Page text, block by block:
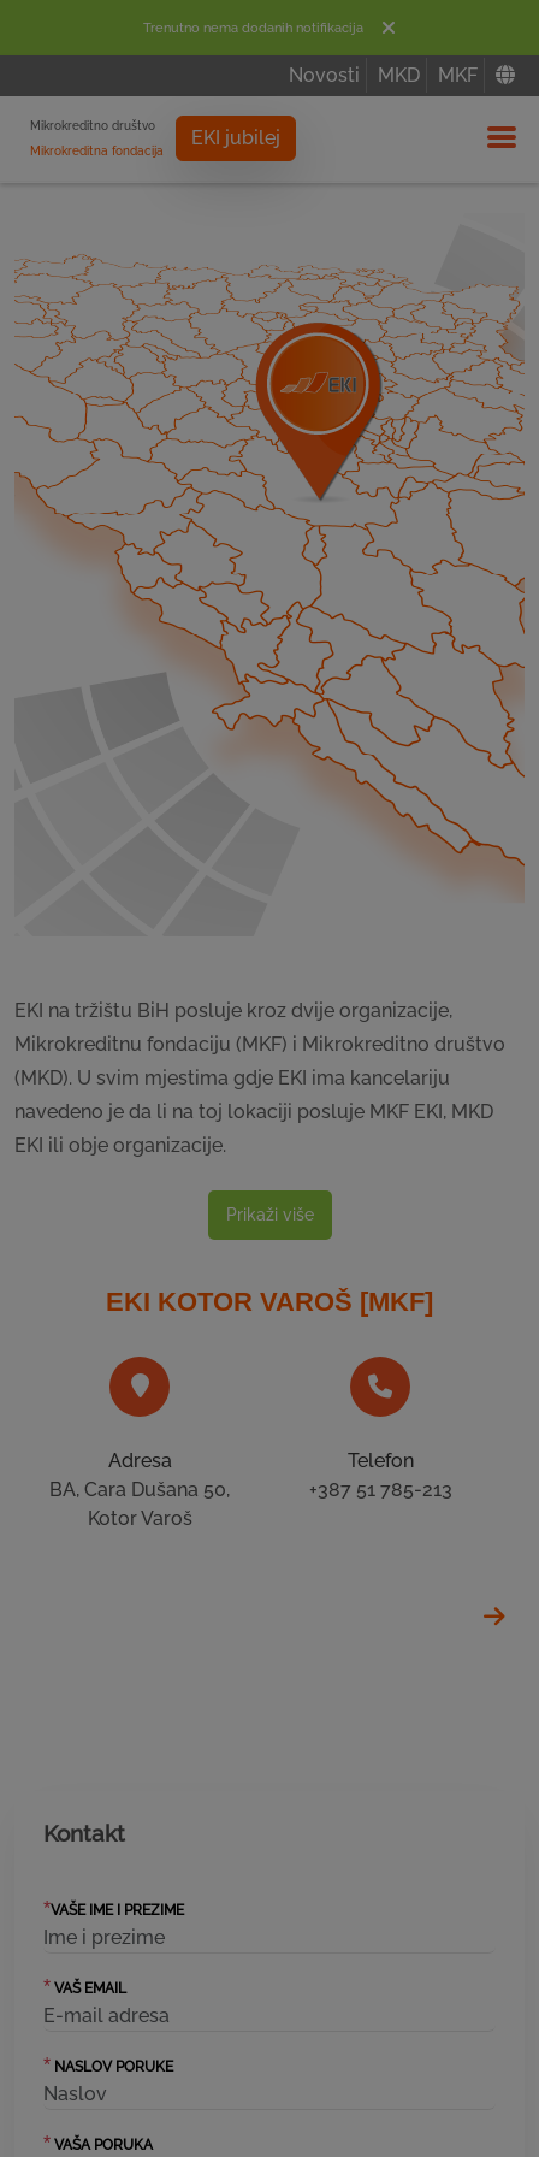
Trenutno nema dodanih notifikacija
Novosti MKD MKF
Mikrokreditno društvo
Mikrokreditna fondacija
EKI jubilej
EKI na tržištu BiH posluje kroz dvije organizacije,
Mikrokreditnu fondaciju (MKF) i Mikrokreditno društvo
(MKD). U svim mjestima gdje EKI ima kancelariju
navedeno je da li na toj lokaciji posluje MKF EKI, MKD
EKI ili obje organizacije.
Prikaži više
EKI KOTOR VAROŠ [MKF]
Adresa
BA, Cara Dušana 50,
Kotor Varoš
Telefon
+387 51 785-213
Kontakt
*VAŠE IME I PREZIME
* VAŠ EMAIL
* NASLOV PORUKE
* VAŠA PORUKA